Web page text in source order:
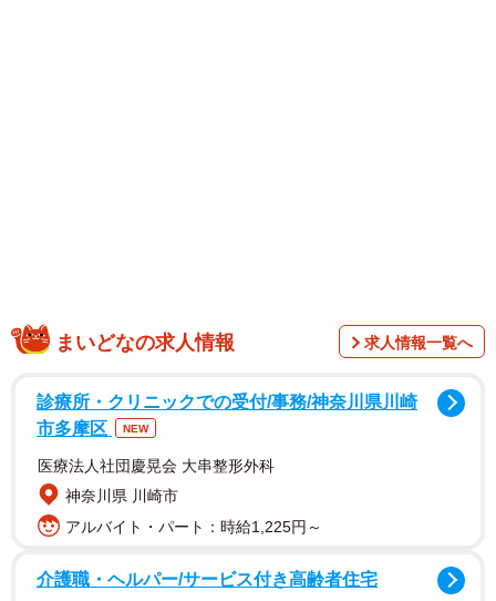
調査は、2020年～2025年（一部は2026年2月まで）の期間
に同サービスに掲載された首都圏（東京都、神奈川県、埼
玉県、千葉県）で分譲された新築一戸建て物件のデータを
まいどなの求人情報 求人情報一覧へ
診療所・クリニックでの受付/事務/神奈川県川崎
市多摩区
NEW
医療法人社団慶晃会 大串整形外科
神奈川県 川崎市
アルバイト・パート：時給1,225円～
介護職・ヘルパー/サービス付き高齢者住宅